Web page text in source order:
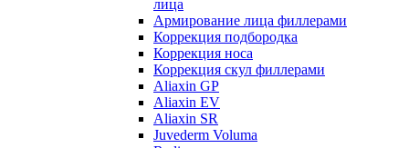
лица
Армирование лица филлерами
Коррекция подбородка
Коррекция носа
Коррекция скул филлерами
Aliaxin GP
Aliaxin EV
Aliaxin SR
Juvederm Voluma